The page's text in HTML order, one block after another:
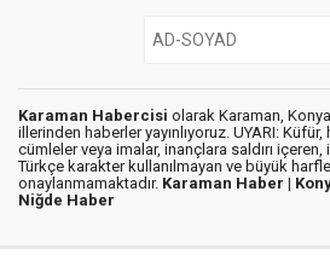
Karaman Habercisi olarak Karaman,
illerinden haberler yayınlıyoruz. UYARI:
cümleler veya imalar, inançlara saldırı içeren,
Türkçe karakter kullanılmayan ve büyük
onaylanmamaktadır. Karaman Haber |
Niğde Haber